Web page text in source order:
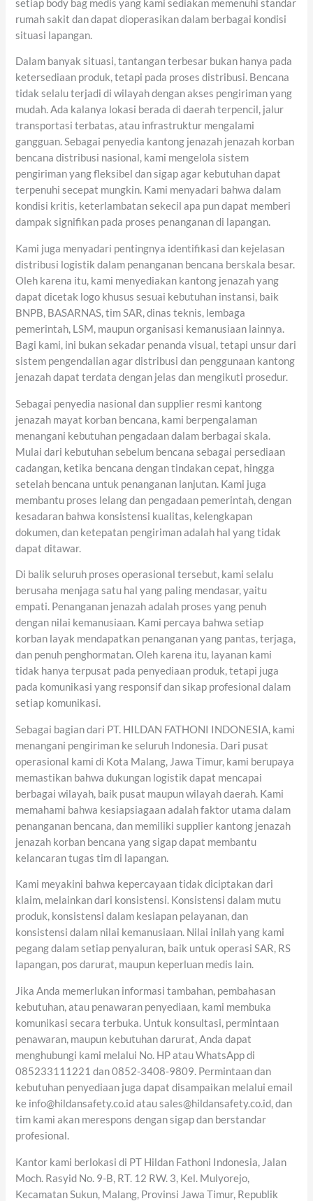
setiap body bag medis yang kami sediakan memenuhi standar
rumah sakit dan dapat dioperasikan dalam berbagai kondisi
situasi lapangan.
Dalam banyak situasi, tantangan terbesar bukan hanya pada
ketersediaan produk, tetapi pada proses distribusi. Bencana
tidak selalu terjadi di wilayah dengan akses pengiriman yang
mudah. Ada kalanya lokasi berada di daerah terpencil, jalur
transportasi terbatas, atau infrastruktur mengalami
gangguan. Sebagai penyedia kantong jenazah jenazah korban
bencana distribusi nasional, kami mengelola sistem
pengiriman yang fleksibel dan sigap agar kebutuhan dapat
terpenuhi secepat mungkin. Kami menyadari bahwa dalam
kondisi kritis, keterlambatan sekecil apa pun dapat memberi
dampak signifikan pada proses penanganan di lapangan.
Kami juga menyadari pentingnya identifikasi dan kejelasan
distribusi logistik dalam penanganan bencana berskala besar.
Oleh karena itu, kami menyediakan kantong jenazah yang
dapat dicetak logo khusus sesuai kebutuhan instansi, baik
BNPB, BASARNAS, tim SAR, dinas teknis, lembaga
pemerintah, LSM, maupun organisasi kemanusiaan lainnya.
Bagi kami, ini bukan sekadar penanda visual, tetapi unsur dari
sistem pengendalian agar distribusi dan penggunaan kantong
jenazah dapat terdata dengan jelas dan mengikuti prosedur.
Sebagai penyedia nasional dan supplier resmi kantong
jenazah mayat korban bencana, kami berpengalaman
menangani kebutuhan pengadaan dalam berbagai skala.
Mulai dari kebutuhan sebelum bencana sebagai persediaan
cadangan, ketika bencana dengan tindakan cepat, hingga
setelah bencana untuk penanganan lanjutan. Kami juga
membantu proses lelang dan pengadaan pemerintah, dengan
kesadaran bahwa konsistensi kualitas, kelengkapan
dokumen, dan ketepatan pengiriman adalah hal yang tidak
dapat ditawar.
Di balik seluruh proses operasional tersebut, kami selalu
berusaha menjaga satu hal yang paling mendasar, yaitu
empati. Penanganan jenazah adalah proses yang penuh
dengan nilai kemanusiaan. Kami percaya bahwa setiap
korban layak mendapatkan penanganan yang pantas, terjaga,
dan penuh penghormatan. Oleh karena itu, layanan kami
tidak hanya terpusat pada penyediaan produk, tetapi juga
pada komunikasi yang responsif dan sikap profesional dalam
setiap komunikasi.
Sebagai bagian dari PT. HILDAN FATHONI INDONESIA, kami
menangani pengiriman ke seluruh Indonesia. Dari pusat
operasional kami di Kota Malang, Jawa Timur, kami berupaya
memastikan bahwa dukungan logistik dapat mencapai
berbagai wilayah, baik pusat maupun wilayah daerah. Kami
memahami bahwa kesiapsiagaan adalah faktor utama dalam
penanganan bencana, dan memiliki supplier kantong jenazah
jenazah korban bencana yang sigap dapat membantu
kelancaran tugas tim di lapangan.
Kami meyakini bahwa kepercayaan tidak diciptakan dari
klaim, melainkan dari konsistensi. Konsistensi dalam mutu
produk, konsistensi dalam kesiapan pelayanan, dan
konsistensi dalam nilai kemanusiaan. Nilai inilah yang kami
pegang dalam setiap penyaluran, baik untuk operasi SAR, RS
lapangan, pos darurat, maupun keperluan medis lain.
Jika Anda memerlukan informasi tambahan, pembahasan
kebutuhan, atau penawaran penyediaan, kami membuka
komunikasi secara terbuka. Untuk konsultasi, permintaan
penawaran, maupun kebutuhan darurat, Anda dapat
menghubungi kami melalui No. HP atau WhatsApp di
085233111221 dan 0852-3408-9809. Permintaan dan
kebutuhan penyediaan juga dapat disampaikan melalui email
ke info@hildansafety.co.id atau sales@hildansafety.co.id, dan
tim kami akan merespons dengan sigap dan berstandar
profesional.
Kantor kami berlokasi di PT Hildan Fathoni Indonesia, Jalan
Moch. Rasyid No. 9-B, RT. 12 RW. 3, Kel. Mulyorejo,
Kecamatan Sukun, Malang, Provinsi Jawa Timur, Republik